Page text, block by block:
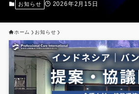
お知らせ 2026年2月15日
ホーム お知らせ